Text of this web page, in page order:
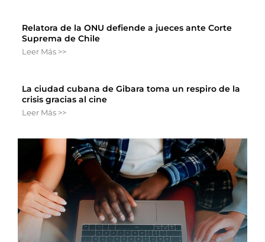
Relatora de la ONU defiende a jueces ante Corte
Suprema de Chile
Leer Más >>
La ciudad cubana de Gibara toma un respiro de la
crisis gracias al cine
Leer Más >>